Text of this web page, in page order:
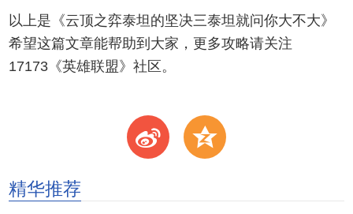
以上是《云顶之弈泰坦的坚决三泰坦就问你大不大》
希望这篇文章能帮助到大家，更多攻略请关注
17173《英雄联盟》社区。
t z
精华推荐